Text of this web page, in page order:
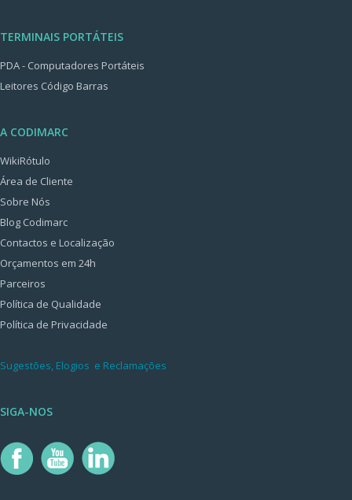
TERMINAIS PORTÁTEIS
PDA - Computadores Portáteis
Leitores Código Barras
A CODIMARC
WikiRótulo
Área de Cliente
Sobre Nós
Blog Codimarc
Contactos e Localização
Orçamentos em 24h
Parceiros
Política de Qualidade
Política de Privacidade
Sugestões, Elogios e Reclamações
SIGA-NOS